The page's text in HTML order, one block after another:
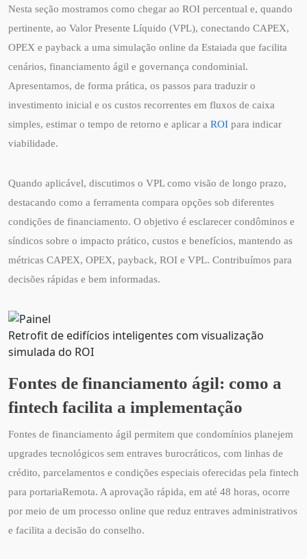
Nesta seção mostramos como chegar ao ROI percentual e, quando
pertinente, ao Valor Presente Líquido (VPL), conectando CAPEX,
OPEX e payback a uma simulação online da Estaiada que facilita
cenários, financiamento ágil e governança condominial.
Apresentamos, de forma prática, os passos para traduzir o
investimento inicial e os custos recorrentes em fluxos de caixa
simples, estimar o tempo de retorno e aplicar a ROI para indicar
viabilidade.
Quando aplicável, discutimos o VPL como visão de longo prazo,
destacando como a ferramenta compara opções sob diferentes
condições de financiamento. O objetivo é esclarecer condôminos e
síndicos sobre o impacto prático, custos e benefícios, mantendo as
métricas CAPEX, OPEX, payback, ROI e VPL. Contribuímos para
decisões rápidas e bem informadas.
Retrofit de edifícios inteligentes com visualização
simulada do ROI
Fontes de financiamento ágil: como a
fintech facilita a implementação
Fontes de financiamento ágil permitem que condomínios planejem
upgrades tecnológicos sem entraves burocráticos, com linhas de
crédito, parcelamentos e condições especiais oferecidas pela fintech
para portariaRemota. A aprovação rápida, em até 48 horas, ocorre
por meio de um processo online que reduz entraves administrativos
e facilita a decisão do conselho.